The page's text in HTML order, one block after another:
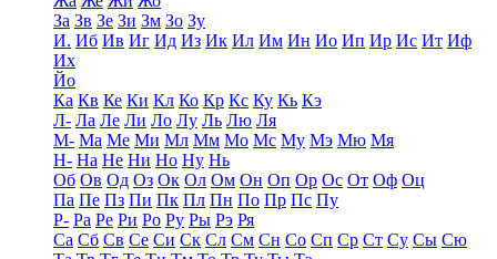
За Зв Зе Зи Зм Зо Зу
И. Иб Ив Иг Ид Из Ик Ил Им Ин Ио Ип Ир Ис Ит Иф
Их
Йо
Ка Кв Ке Ки Кл Ко Кр Кс Ку Кь Кэ
Л- Ла Ле Ли Ло Лу Ль Лю Ля
М- Ма Ме Ми Мл Мм Мо Мс Му Мэ Мю Мя
Н- На Не Ни Но Ну Нь
Об Ов Од Оз Ок Ол Ом Он Оп Ор Ос От Оф Оц
Па Пе Пз Пи Пк Пл Пн По Пр Пс Пу
Р- Ра Ре Ри Ро Ру Ры Рэ Ря
Са Сб Св Се Си Ск Сл См Сн Со Сп Ср Ст Су Сы Сю